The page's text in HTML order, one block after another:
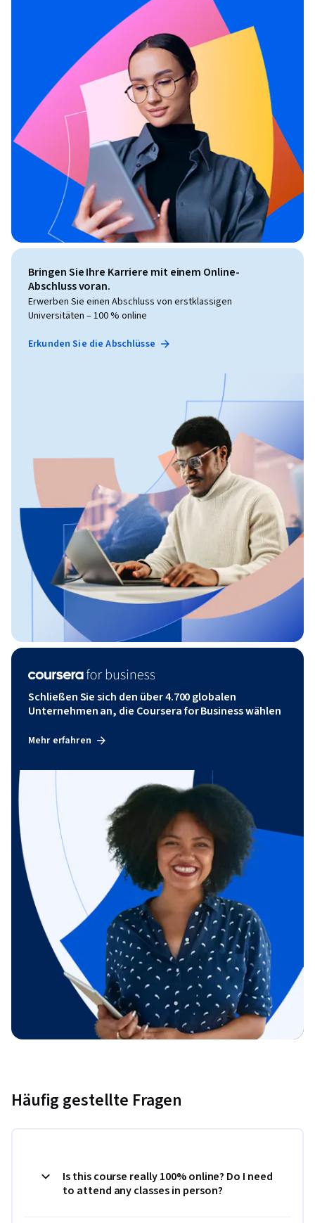
Bringen Sie Ihre Karriere mit einem Online-
Abschluss voran.
Erwerben Sie einen Abschluss von erstklassigen
Universitäten – 100 % online
Erkunden Sie die Abschlüsse
Schließen Sie sich den über 4.700 globalen
Unternehmen an, die Coursera for Business wählen
Mehr erfahren
Häufig gestellte Fragen
Is this course really 100% online? Do I need
to attend any classes in person?